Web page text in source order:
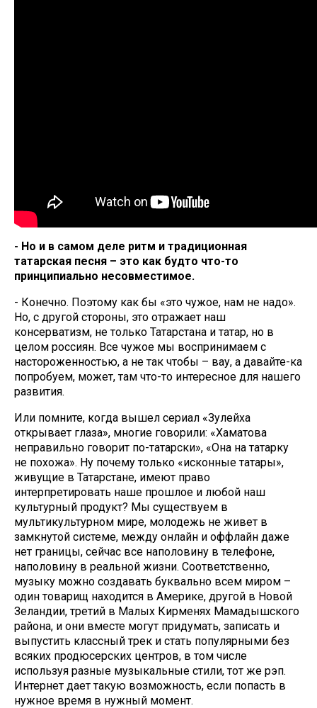
- Но и в самом деле ритм и традиционная
татарская песня – это как будто что-то
принципиально несовместимое.
- Конечно. Поэтому как бы «это чужое, нам не надо».
Но, с другой стороны, это отражает наш
консерватизм, не только Татарстана и татар, но в
целом россиян. Все чужое мы воспринимаем с
настороженностью, а не так чтобы – вау, а давайте-ка
попробуем, может, там что-то интересное для нашего
развития.
Или помните, когда вышел сериал «Зулейха
открывает глаза», многие говорили: «Хаматова
неправильно говорит по-татарски», «Она на татарку
не похожа». Ну почему только «исконные татары»,
живущие в Татарстане, имеют право
интерпретировать наше прошлое и любой наш
культурный продукт? Мы существуем в
мультикультурном мире, молодежь не живет в
замкнутой системе, между онлайн и оффлайн даже
нет границы, сейчас все наполовину в телефоне,
наполовину в реальной жизни. Соответственно,
музыку можно создавать буквально всем миром –
один товарищ находится в Америке, другой в Новой
Зеландии, третий в Малых Кирменях Мамадышского
района, и они вместе могут придумать, записать и
выпустить классный трек и стать популярными без
всяких продюсерских центров, в том числе
используя разные музыкальные стили, тот же рэп.
Интернет дает такую возможность, если попасть в
нужное время в нужный момент.